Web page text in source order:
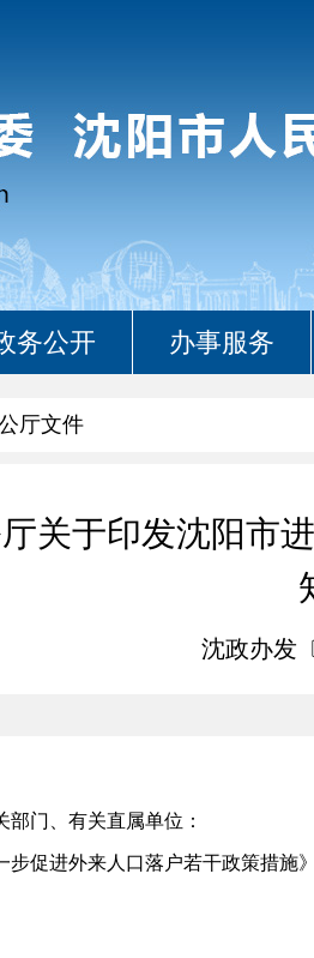
务公开 办事服务
厅文件
关于印发沈阳市
沈政办发
门、有关直属单位：
促进外来人口落户若干政策措施